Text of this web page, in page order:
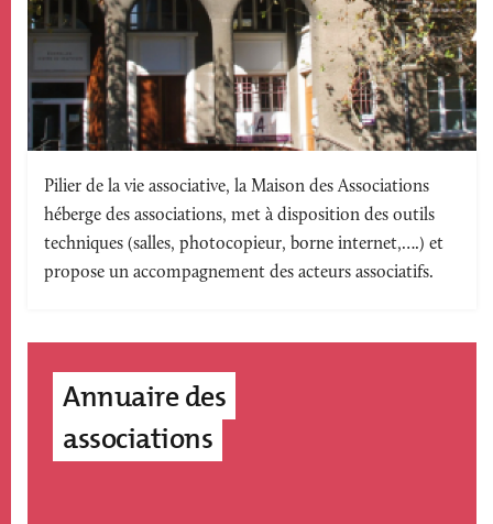
Texte
accroche
Pilier de la vie associative, la Maison des Associations
héberge des associations, met à disposition des outils
techniques (salles, photocopieur, borne internet,….) et
propose un accompagnement des acteurs associatifs.
Annuaire des
associations